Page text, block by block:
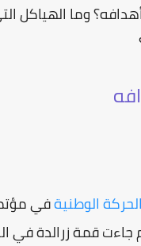
وما الهياكل
الوطنيةفي
قمة زرالدة